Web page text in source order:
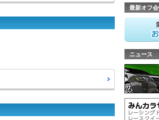
最新オフ
ニュース